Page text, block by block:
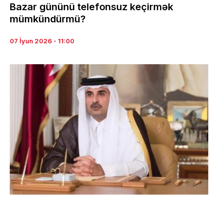
Bazar gününü telefonsuz keçirmək
mümkündürmü?
07 İyun 2026 - 11:00